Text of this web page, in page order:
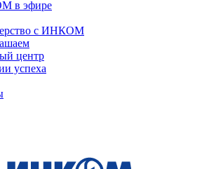
в эфире
с ИНКОМ
центр
успеха